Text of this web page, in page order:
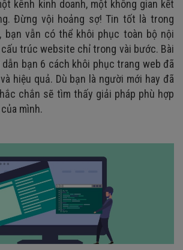
kênh kinh doanh, một không gian kết
Đừng vội hoảng sợ! Tin tốt là trong
bạn vẫn có thể khôi phục toàn bộ nội
cấu trúc website chỉ trong vài bước. Bài
bạn 6 cách khôi phục trang web đã
hiệu quả. Dù bạn là người mới hay đã
chắn sẽ tìm thấy giải pháp phù hợp
mình.